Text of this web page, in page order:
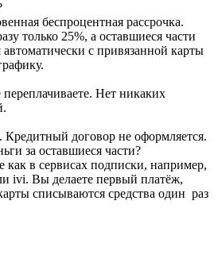
беспроцентная рассрочка.
только 25%, а оставшиеся части
автоматически с привязанной карты
Нет никаких
Кредитный договор не оформляется.
за оставшиеся части?
как в сервисах подписки, например,
ivi. Вы делаете первый платёж,
списываются средства один раз